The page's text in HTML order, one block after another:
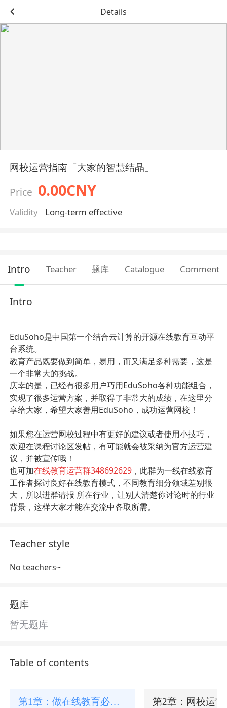
Details
网校运营指南「大家的智慧结晶」
Price 0.00CNY
Validity Long-term effective
Intro Teacher 题库 Catalogue Comment
Intro
EduSoho是中国第一个结合云计算的开源在线教育互动平
台系统。
教育产品既要做到简单，易用，而又满足多种需要，这是
一个非常大的挑战。
庆幸的是，已经有很多用户巧用EduSoho各种功能组合，
实现了很多运营方案，并取得了非常大的成绩，在这里分
享给大家，希望大家善用EduSoho，成功运营网校！
如果您在运营网校过程中有更好的建议或者使用小技巧，
欢迎在课程讨论区发帖，有可能就会被采纳为官方运营建
议，并被宣传哦！
也可加在线教育运营群348692629 ，此群为一线在线教育
工作者探讨良好在线教育模式，不同教育细分领域差别很
大，所以进群请报 所在行业，让别人清楚你讨论时的行业
背景，这样大家才能在交流中各取所需。
Teacher style
No teachers~
题库
暂无题库
Table of contents
第1章：做在线教育必看！全新的教学理念 第2章：网校运